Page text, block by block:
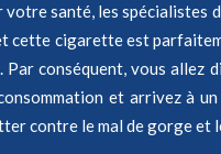
santé, les spécialistes
cette cigarette est
conséquent, vous allez
et arrivez à
contre le mal de gorge et